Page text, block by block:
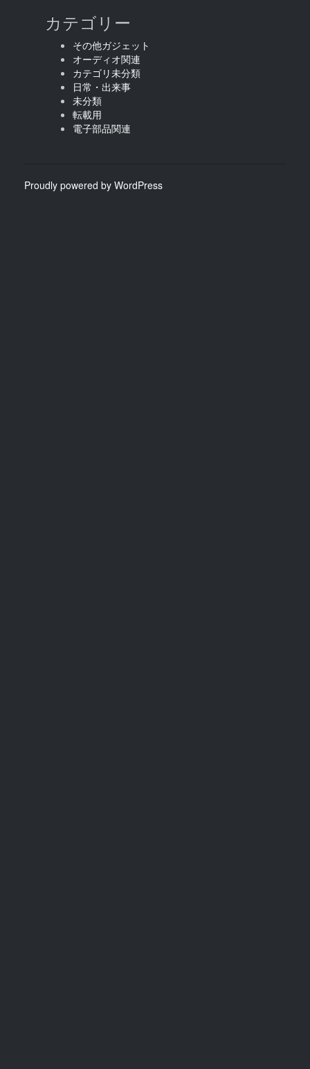
カテゴリー
その他ガジェット
オーディオ関連
カテゴリ未分類
日常・出来事
未分類
転載用
電子部品関連
Proudly powered by WordPress